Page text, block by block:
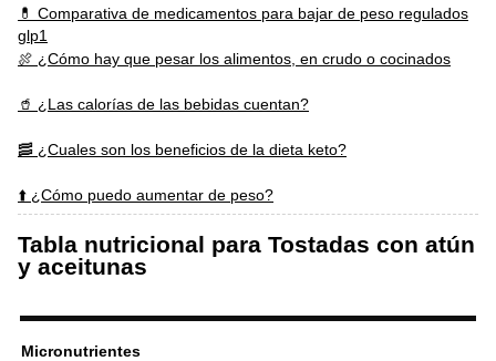
💊 Comparativa de medicamentos para bajar de peso regulados
glp1
🍖 ¿Cómo hay que pesar los alimentos, en crudo o cocinados
🥤 ¿Las calorías de las bebidas cuentan?
🥓 ¿Cuales son los beneficios de la dieta keto?
⬆️ ¿Cómo puedo aumentar de peso?
Tabla nutricional para Tostadas con atún
y aceitunas
Micronutrientes